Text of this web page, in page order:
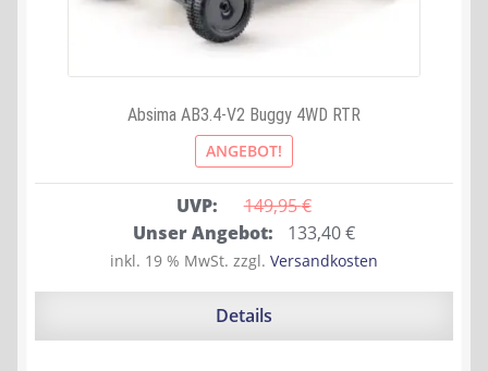
Absima AB3.4-V2 Buggy 4WD RTR
ANGEBOT!
UVP: 149,95 €
Ursprünglicher
Preis
war:
Unser Angebot: 133,40€Aktueller
Preis
ist:
inkl. 19 % MwSt. zzgl. Versandkosten
Details